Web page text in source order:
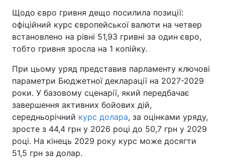
Щодо євро гривня дещо посилила позиції:
офіційний курс європейської валюти на четвер
встановлено на рівні 51,93 гривні за один євро,
тобто гривня зросла на 1 копійку.
При цьому уряд представив парламенту ключові
параметри Бюджетної декларації на 2027-2029
роки. У базовому сценарії, який передбачає
завершення активних бойових дій,
середньорічний курс долара, за оцінками уряду,
зросте з 44,4 грн у 2026 році до 50,7 грн у 2029
році. На кінець 2029 року курс може досягти
51,5 грн за долар.